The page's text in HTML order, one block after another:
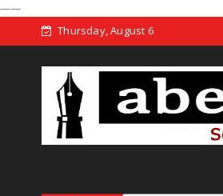
——
Thursday, August 6